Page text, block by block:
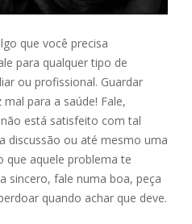
que você precisa
para qualquer tipo de
ou profissional. Guardar
para a saúde! Fale,
está satisfeito com tal
discussão ou até mesmo uma
que aquele problema te
sincero, fale numa boa, peça
quando achar que deve.